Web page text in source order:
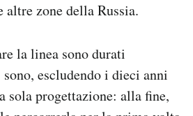
altre zone della Russia.
la linea sono durati
escludendo i dieci anni
sola progettazione: alla fine,